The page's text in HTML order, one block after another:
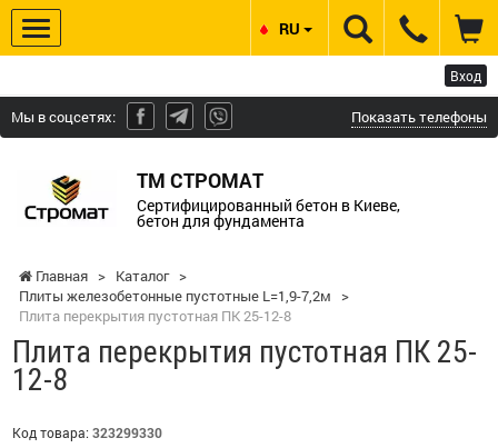
Вход
Мы в соцсетях: Показать телефоны
ТМ СТРОМАТ
Сертифицированный бетон в Киеве,
бетон для фундамента
RU
Главная > Каталог >
Плиты железобетонные пустотные L=1,9-7,2м
>
Плита перекрытия пустотная ПК 25-12-8
Плита перекрытия пустотная ПК 25-
12-8
Код товара: 323299330